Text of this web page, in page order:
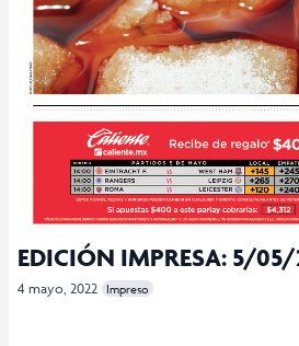
EDICIÓN IMPRESA: 5/
4 mayo, 2022 Impreso